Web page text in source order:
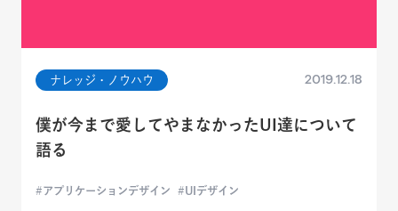
ナレッジ・ノウハウ 2019.12.18
僕が今まで愛してやまなかったUI達について
語る
アプリケーションデザイン UIデザイン